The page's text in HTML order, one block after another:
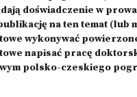
doświadczenie w
na ten temat (lub
wykonywać
napisać pracę
polsko-czeskiego